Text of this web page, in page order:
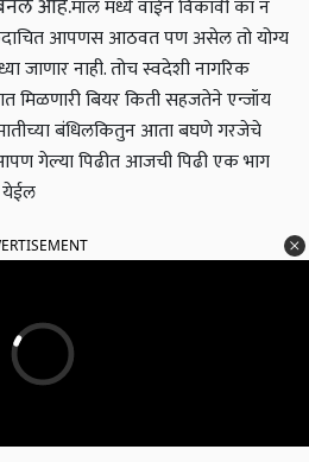
आहे.मॉल मध्ये वाईन विकावी का न
कदाचित आपणस आठवत पण असेल तो योग्य
जाणार नाही. तोच स्वदेशी नागरिक
मिळणारीबियर किती सहजतेने एन्जॉय
बंधिलकितुन आता बघणे गरजेचे
गेल्या पिढीत आजची पिढी एक भाग